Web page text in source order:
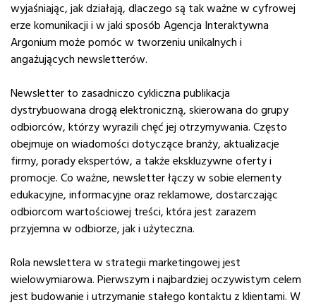
wyjaśniając, jak działają, dlaczego są tak ważne w cyfrowej
erze komunikacji i w jaki sposób Agencja Interaktywna
Argonium może pomóc w tworzeniu unikalnych i
angażujących newsletterów.
Newsletter to zasadniczo cykliczna publikacja
dystrybuowana drogą elektroniczną, skierowana do grupy
odbiorców, którzy wyrazili chęć jej otrzymywania. Często
obejmuje on wiadomości dotyczące branży, aktualizacje
firmy, porady ekspertów, a także ekskluzywne oferty i
promocje. Co ważne, newsletter łączy w sobie elementy
edukacyjne, informacyjne oraz reklamowe, dostarczając
odbiorcom wartościowej treści, która jest zarazem
przyjemna w odbiorze, jak i użyteczna.
Rola newslettera w strategii marketingowej jest
wielowymiarowa. Pierwszym i najbardziej oczywistym celem
jest budowanie i utrzymanie stałego kontaktu z klientami. W